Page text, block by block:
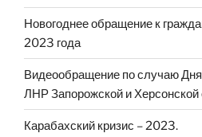
Новогоднее обращение к
2023 года
Видеообращение по случаю
ЛНР Запорожской и Херсонской
Карабахский кризис – 2023.